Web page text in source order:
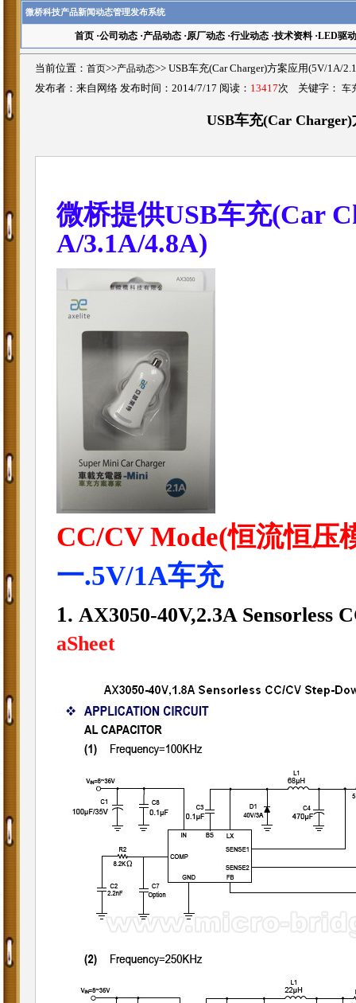
微桥科技产品新闻动态管理发布系统
首页·公司动态·产品动态·原厂动态·行业动态·技术资料·LED驱动
当前位置： 首页>>产品动态>> USB车充(Car Charger)方案应用(5V/1A/
发布者：来自网络 发布时间：2014/7/17 阅读： 13417次 关键字： 车
USB车充(Car
微桥提供USB车充(Car
A/3.1A/4.8A)
CC/CV Mode(恒流恒压
一.5V/1A车充
1. AX3050-40V,2.3A Sensorless
aSheet